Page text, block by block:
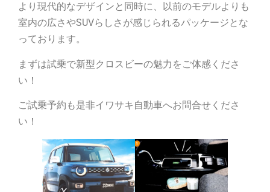
より現代的なデザインと同時に、以前のモデルよりも
室内の広さやSUVらしさが感じられるパッケージとな
っております。
まずは試乗で新型クロスビーの魅力をご体感くださ
い！
ご試乗予約も是非イワサキ自動車へお問合せくださ
い！